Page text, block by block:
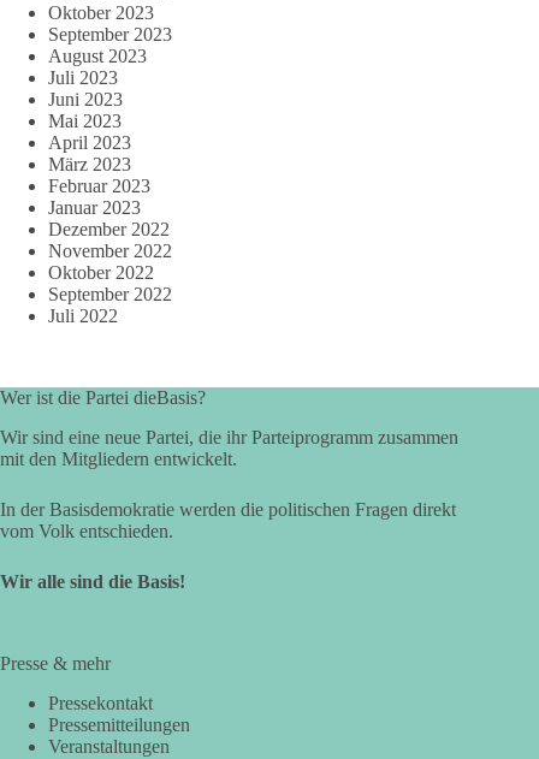
Oktober 2023
September 2023
August 2023
Juli 2023
Juni 2023
Mai 2023
April 2023
März 2023
Februar 2023
Januar 2023
Dezember 2022
November 2022
Oktober 2022
September 2022
Juli 2022
Wer ist die Partei dieBasis?
Wir sind eine neue Partei, die ihr Parteiprogramm zusammen
mit den Mitgliedern entwickelt.
In der Basisdemokratie werden die politischen Fragen direkt
vom Volk entschieden.
Wir alle sind die Basis!
Presse & mehr
Pressekontakt
Pressemitteilungen
Veranstaltungen